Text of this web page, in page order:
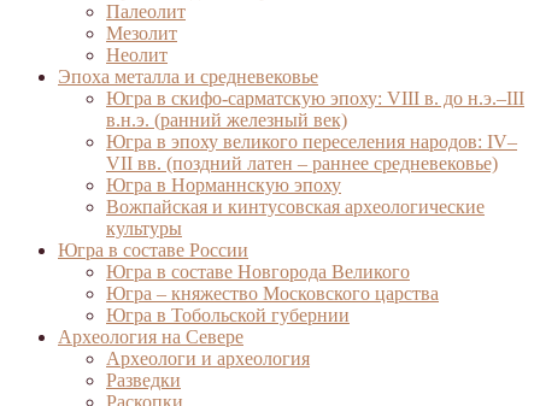
Палеолит
Мезолит
Неолит
Эпоха металла и средневековье
Югра в скифо-сарматскую эпоху: VIII в. до н.э.–III
в.н.э. (ранний железный век)
Югра в эпоху великого переселения народов: IV–
VII вв. (поздний латен – раннее средневековье)
Югра в Норманнскую эпоху
Вожпайская и кинтусовская археологические
культуры
Югра в составе России
Югра в составе Новгорода Великого
Югра – княжество Московского царства
Югра в Тобольской губернии
Археология на Севере
Археологи и археология
Разведки
Раскопки